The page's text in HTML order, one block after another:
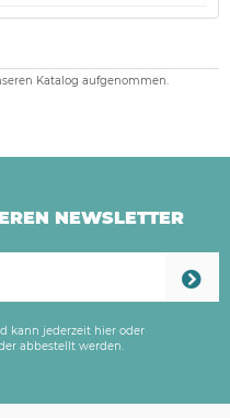
Katalog aufgenommen.
NEWSLETTER
kann jederzeit hier oder
abbestellt werden.